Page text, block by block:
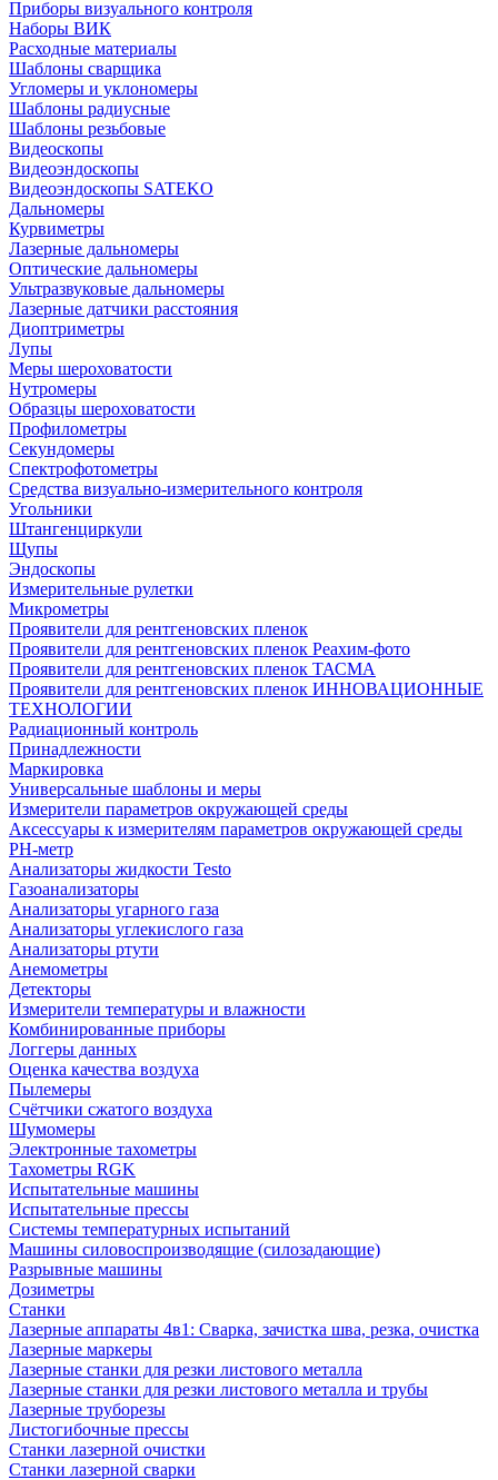
Приборы визуального контроля
Наборы ВИК
Расходные материалы
Шаблоны сварщика
Угломеры и уклономеры
Шаблоны радиусные
Шаблоны резьбовые
Видеоскопы
Видеоэндоскопы
Видеоэндоскопы SATEKO
Дальномеры
Курвиметры
Лазерные дальномеры
Оптические дальномеры
Ультразвуковые дальномеры
Лазерные датчики расстояния
Диоптриметры
Лупы
Меры шероховатости
Нутромеры
Образцы шероховатости
Профилометры
Секундомеры
Спектрофотометры
Средства визуально-измерительного контроля
Угольники
Штангенциркули
Щупы
Эндоскопы
Измерительные рулетки
Микрометры
Проявители для рентгеновских пленок
Проявители для рентгеновских пленок Реахим-фото
Проявители для рентгеновских пленок ТАСМА
Проявители для рентгеновских пленок ИННОВАЦИОННЫЕ
ТЕХНОЛОГИИ
Радиационный контроль
Принадлежности
Маркировка
Универсальные шаблоны и меры
Измерители параметров окружающей среды
Аксессуары к измерителям параметров окружающей среды
PH-метр
Анализаторы жидкости Testo
Газоанализаторы
Анализаторы угарного газа
Анализаторы углекислого газа
Анализаторы ртути
Анемометры
Детекторы
Измерители температуры и влажности
Комбинированные приборы
Логгеры данных
Оценка качества воздуха
Пылемеры
Счётчики сжатого воздуха
Шумомеры
Электронные тахометры
Тахометры RGK
Испытательные машины
Испытательные прессы
Системы температурных испытаний
Машины силовоспроизводящие (силозадающие)
Разрывные машины
Дозиметры
Станки
Лазерные аппараты 4в1: Сварка, зачистка шва, резка, очистка
Лазерные маркеры
Лазерные станки для резки листового металла
Лазерные станки для резки листового металла и трубы
Лазерные труборезы
Листогибочные прессы
Станки лазерной очистки
Станки лазерной сварки